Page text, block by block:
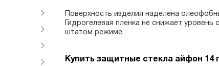
Поверхность изделия наделена
Гидрогелевая пленка не снижает
штатом режиме.
Купить защитные стекла айфон 14